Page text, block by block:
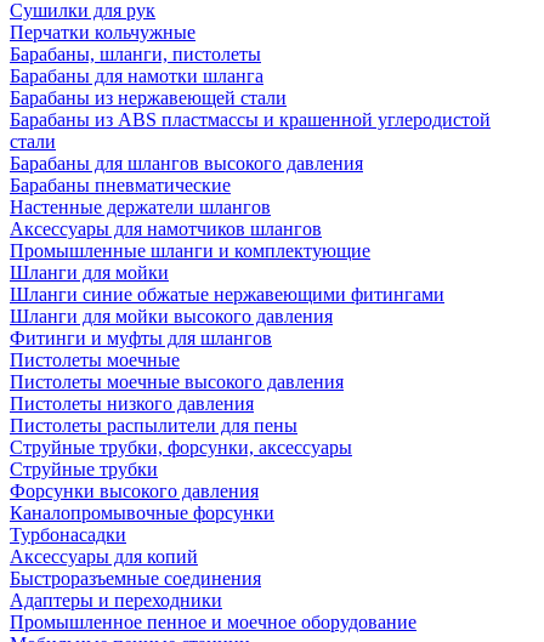
Сушилки для рук
Перчатки кольчужные
Барабаны, шланги, пистолеты
Барабаны для намотки шланга
Барабаны из нержавеющей стали
Барабаны из ABS пластмассы и крашенной углеродистой
стали
Барабаны для шлангов высокого давления
Барабаны пневматические
Настенные держатели шлангов
Аксессуары для намотчиков шлангов
Промышленные шланги и комплектующие
Шланги для мойки
Шланги синие обжатые нержавеющими фитингами
Шланги для мойки высокого давления
Фитинги и муфты для шлангов
Пистолеты моечные
Пистолеты моечные высокого давления
Пистолеты низкого давления
Пистолеты распылители для пены
Струйные трубки, форсунки, аксессуары
Струйные трубки
Форсунки высокого давления
Каналопромывочные форсунки
Турбонасадки
Аксессуары для копий
Быстроразъемные соединения
Адаптеры и переходники
Промышленное пенное и моечное оборудование